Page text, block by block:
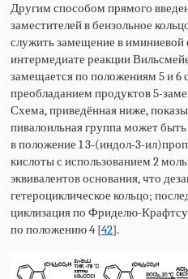
Другим способом прямого
заместителей в бензольное
служить замещение в
интермедиате реакции
замещается по положениям 5 и 6 с
преобладанием продуктов 5-
Схема, приведённая ниже,
пивалоильная группа может быть
в положение 1 3-(индол-3-
кислоты с использованием 2
эквивалентов основания, что
гетероциклическое кольцо;
циклизация по Фриделю-
по положению 4 [42].